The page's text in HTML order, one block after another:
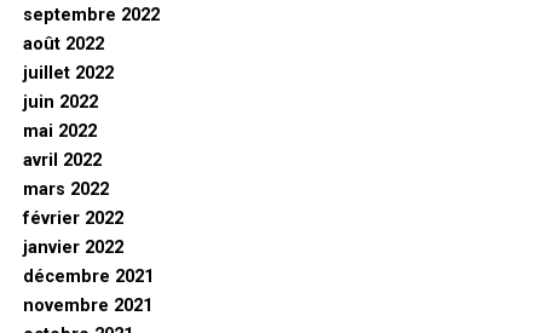
septembre 2022
août 2022
juillet 2022
juin 2022
mai 2022
avril 2022
mars 2022
février 2022
janvier 2022
décembre 2021
novembre 2021